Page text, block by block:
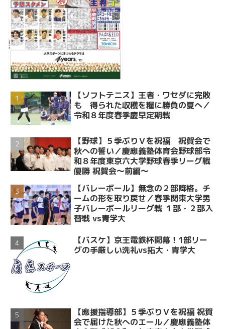
【ソフトテニス】王者・ワセダに完敗
も 得られた収穫を糧に勝負の夏へ／
令和８年度春季慶早定期戦
【野球】５季ぶりＶを祝福 祝賀会で
秋への誓い／慶應義塾体育会野球部令
和８年度東京六大学野球春季リーグ戦
優勝 祝賀会～前編～
【バレーボール】無念の２部降格。チ
ームの形を取り戻せ／春季関東大学男
子バレーボールリーグ戦 １部・２部入
替戦 vs青学大
【バスケ】京王電鉄杯開幕！1部リー
グの手厳しい洗礼vs拓大・青学大
【應援指導部】５季ぶりＶを祝福 祝賀
会で届けた秋へのエール／慶應義塾体